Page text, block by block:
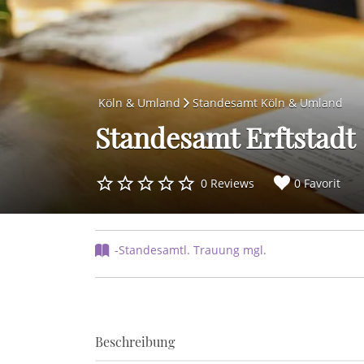
Köln & Umland Standesamt Köln & Umland
Standesamt Erftstadt
0 Reviews 0 Favorit
-Standesamtl. Trauung mgl.
Beschreibung